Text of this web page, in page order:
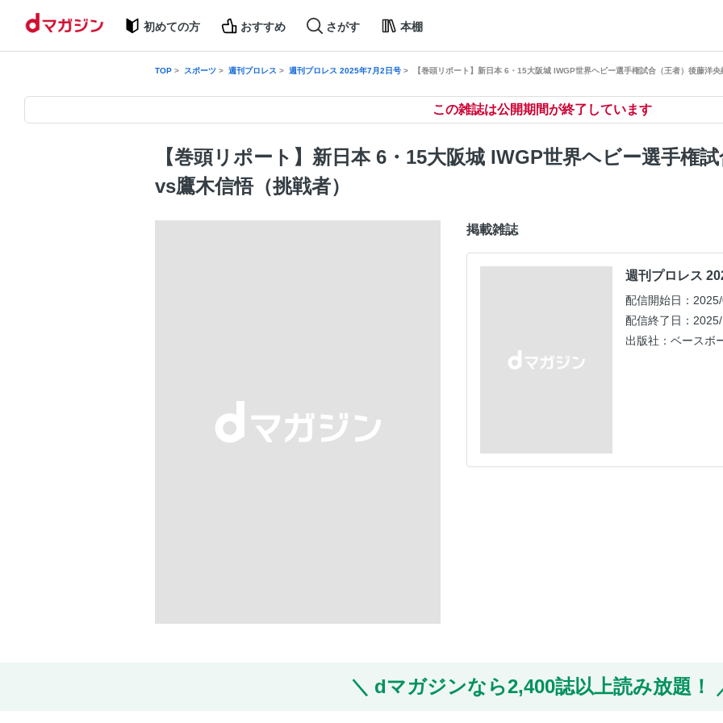
初めての方 おすすめ さがす 本棚
TOP スポーツ 週刊プロレス 週刊プロレス 2025年7月2日号 【巻頭リポート】新日本 6・15大阪城 IWGP世界ヘビー選手権試合（王者）後藤洋央
この雑誌は公開期間が終了しています
【巻頭リポート】新日本 6・15大阪城 IWGP世界ヘビー選手権
vs鷹木信悟（挑戦者）
掲載雑誌
週刊プロレス
配信開始日：
配信終了日：
出版社：ベースボ
dマガジンなら2,400誌以上読み放題！